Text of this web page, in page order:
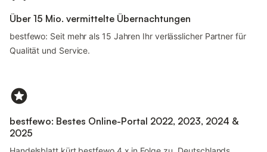
Über 15 Mio. vermittelte Übernachtungen
bestfewo: Seit mehr als 15 Jahren Ihr verlässlicher Partner für
Qualität und Service.
bestfewo: Bestes Online-Portal 2022, 2023, 2024 &
2025